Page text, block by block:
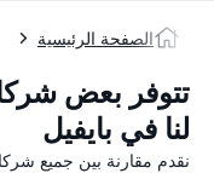
الصفحة الرئيسية
تتوفر بعض
لنا في بايفيل
نقدم مقارنة بين جميع